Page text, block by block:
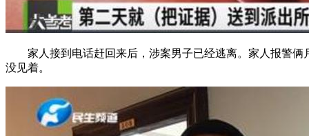
家人接到电话赶回来后，涉案男子已经逃离。家人报警俩
没见着。